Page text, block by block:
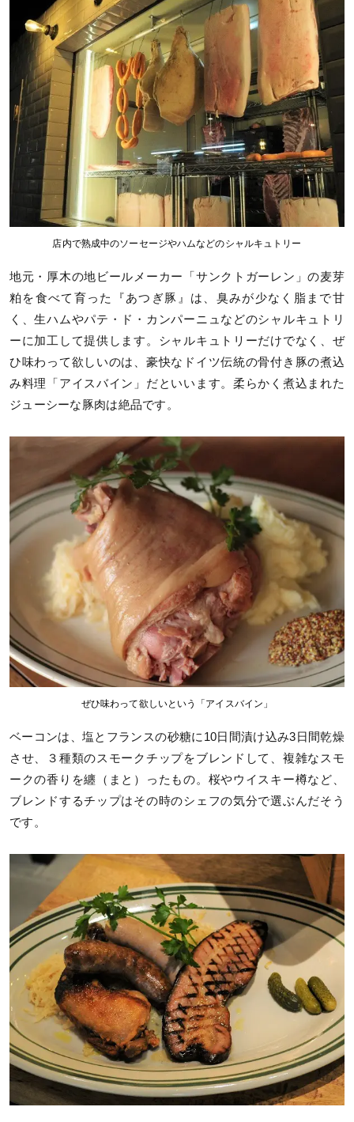
店内で熟成中のソーセージやハムなどのシャルキュトリー
地元・厚木の地ビールメーカー「サンクトガーレン」の麦芽
粕を食べて育った『あつぎ豚』は、臭みが少なく脂まで甘
く、生ハムやパテ・ド・カンパーニュなどのシャルキュトリ
ーに加工して提供します。シャルキュトリーだけでなく、ぜ
ひ味わって欲しいのは、豪快なドイツ伝統の骨付き豚の煮込
み料理「アイスバイン」だといいます。柔らかく煮込まれた
ジューシーな豚肉は絶品です。
ぜひ味わって欲しいという「アイスバイン」
ベーコンは、塩とフランスの砂糖に10日間漬け込み3日間乾燥
させ、３種類のスモークチップをブレンドして、複雑なスモ
ークの香りを纏（まと）ったもの。桜やウイスキー樽など、
ブレンドするチップはその時のシェフの気分で選ぶんだそう
です。